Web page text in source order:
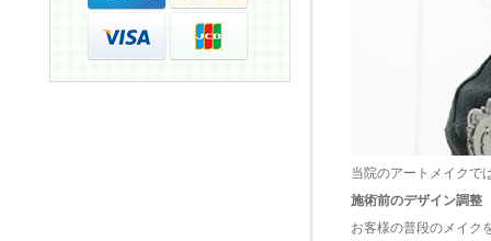
当院のアートメイクで
施術前のデザイン調整
お客様の普段のメイク